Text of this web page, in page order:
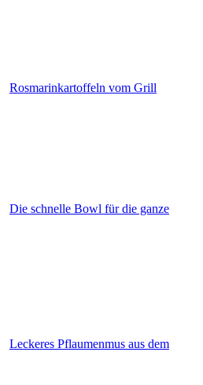
Rosmarinkartoffeln vom Grill
Die schnelle Bowl für die ganze
Leckeres Pflaumenmus aus dem